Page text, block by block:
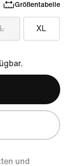
Größentabelle
L XL
und